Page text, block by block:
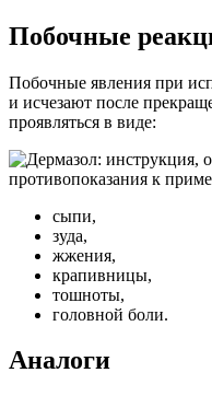
Побочные
Побочные явления при
и исчезают после
проявляться в виде:
сыпи,
зуда,
жжения,
крапивницы,
тошноты,
головной боли.
Аналоги